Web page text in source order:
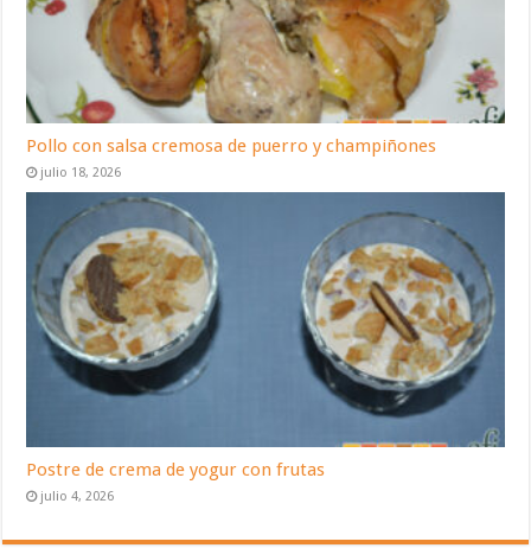
Pollo con salsa cremosa de puerro y champiñones
julio 18, 2026
Postre de crema de yogur con frutas
julio 4, 2026